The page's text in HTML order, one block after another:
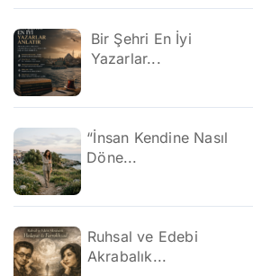
Bir Şehri En İyi
Yazarlar...
“İnsan Kendine Nasıl
Döne...
Ruhsal ve Edebi
Akrabalık...